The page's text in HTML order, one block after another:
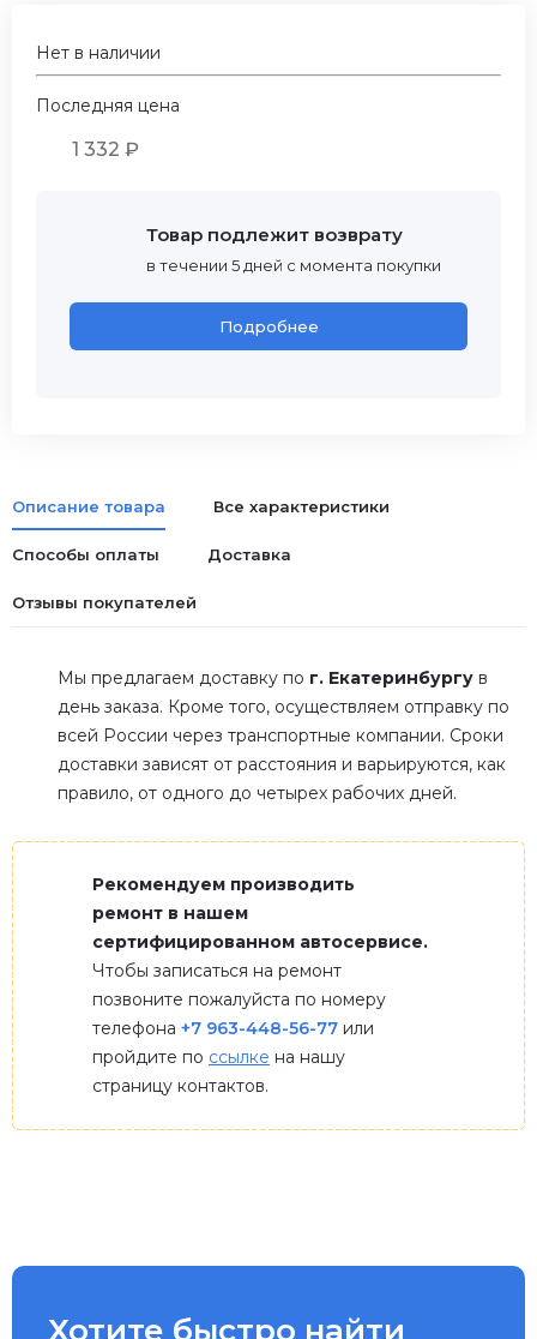
Нет в наличии
Последняя цена
1 332 ₽
Товар подлежит возврату
в течении 5 дней с момента покупки
Подробнее
Описание товара Все характеристики
Способы оплаты Доставка
Отзывы покупателей
Мы предлагаем доставку по г. Екатеринбургу в
день заказа. Кроме того, осуществляем отправку по
всей России через транспортные компании. Сроки
доставки зависят от расстояния и варьируются, как
правило, от одного до четырех рабочих дней.
Рекомендуем производить
ремонт в нашем
сертифицированном автосервисе.
Чтобы записаться на ремонт
позвоните пожалуйста по номеру
телефона +7 963-448-56-77 или
пройдите по ссылке на нашу
страницу контактов.
Хотите быстро найти